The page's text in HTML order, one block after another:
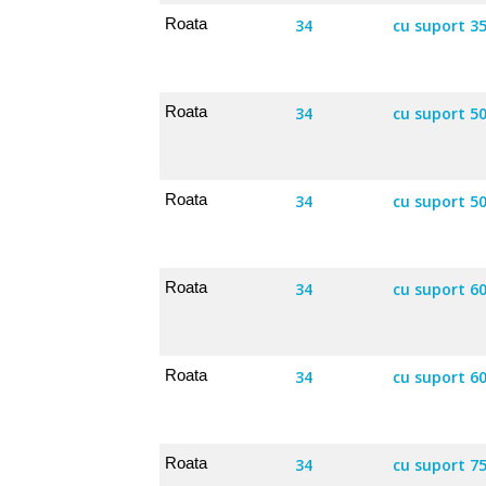
Roata 34 cu suport
Roata 34 cu suport
Roata 34 cu suport
Roata 34 cu suport
Roata 34 cu suport
Roata 34 cu suport